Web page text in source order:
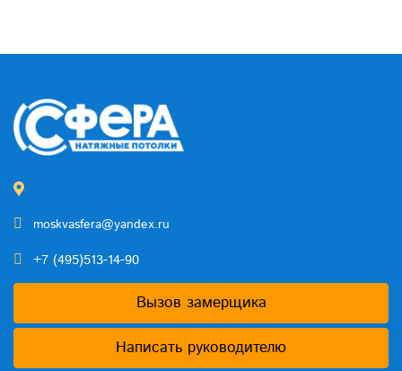
moskvasfera@yandex.ru
+7 (495)513-14-90
Вызов замерщика
Написать руководителю